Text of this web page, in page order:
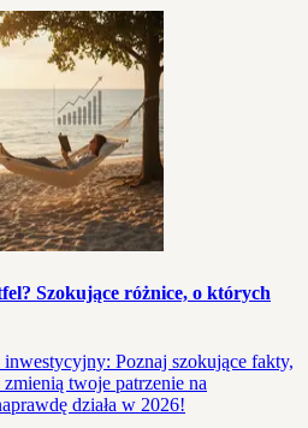
Szokujące różnice, o których
Poznaj szokujące fakty,
twoje patrzenie na
działa w 2026!